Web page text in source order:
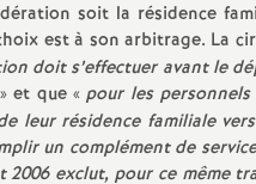
soit la résidence
est à son arbitrage. La
doit s’effectuer avant le
» et que « pour les
leur résidence familiale
un complément de
exclut, pour ce même